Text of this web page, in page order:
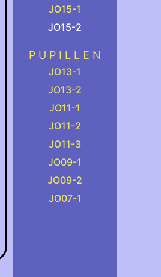
JO15-1
JO15-2
P U P I L L E N
JO13-1
JO13-2
JO11-1
JO11-2
JO11-3
JO09-1
JO09-2
JO07-1